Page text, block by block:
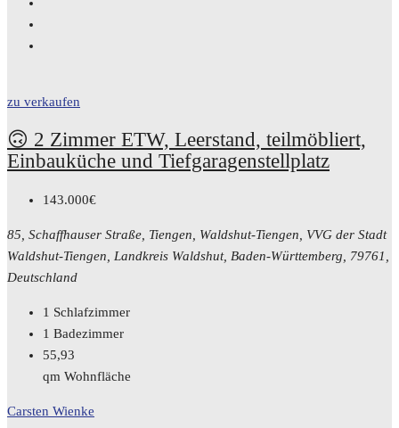
zu verkaufen
🙃 2 Zimmer ETW, Leerstand, teilmöbliert,
Einbauküche und Tiefgaragenstellplatz
143.000€
85, Schaffhauser Straße, Tiengen, Waldshut-Tiengen, VVG der Stadt
Waldshut-Tiengen, Landkreis Waldshut, Baden-Württemberg, 79761,
Deutschland
1 Schlafzimmer
1 Badezimmer
55,93
qm Wohnfläche
Carsten Wienke